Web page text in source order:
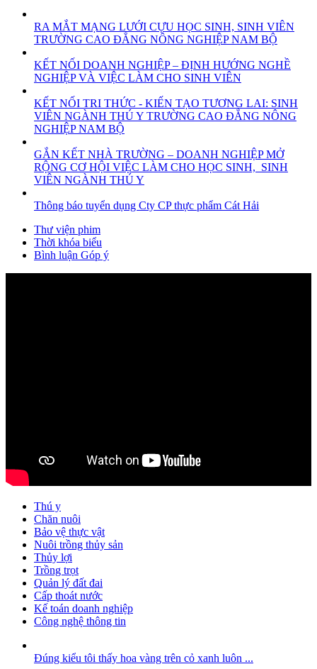
RA MẮT MẠNG LƯỚI CỰU HỌC SINH, SINH VIÊN
TRƯỜNG CAO ĐẲNG NÔNG NGHIỆP NAM BỘ
KẾT NỐI DOANH NGHIỆP – ĐỊNH HƯỚNG NGHỀ
NGHIỆP VÀ VIỆC LÀM CHO SINH VIÊN
KẾT NỐI TRI THỨC - KIẾN TẠO TƯƠNG LAI: SINH
VIÊN NGÀNH THÚ Y TRƯỜNG CAO ĐẲNG NÔNG
NGHIỆP NAM BỘ
GẮN KẾT NHÀ TRƯỜNG – DOANH NGHIỆP MỞ
RỘNG CƠ HỘI VIỆC LÀM CHO HỌC SINH, SINH
VIÊN NGÀNH THÚ Y
Thông báo tuyển dụng Cty CP thực phẩm Cát Hải
Thư viện phim
Thời khóa biểu
Bình luận Góp ý
Thú y
Chăn nuôi
Bảo vệ thực vật
Nuôi trồng thủy sản
Thủy lợi
Trồng trọt
Quản lý đất đai
Cấp thoát nước
Kế toán doanh nghiệp
Công nghệ thông tin
Đúng kiểu tôi thấy hoa vàng trên cỏ xanh luôn ...